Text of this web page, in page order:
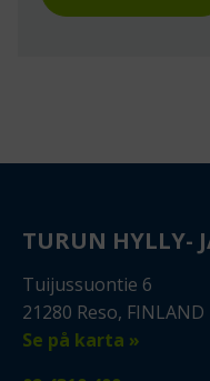
TURUN HYLLY-
Tuijussuontie 6
21280 Reso, FINLAND
Se på karta »